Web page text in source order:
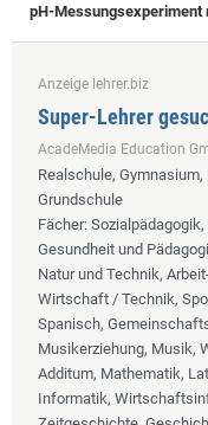
pH-Messungsexperiment
Anzeige lehrer.biz
Super-Lehrer
AcadeMedia Education
Realschule,
Grundschule
Fächer:
Gesundheit und
Natur und Technik,
Wirtschaft / Technik,
Spanisch,
Musikerziehung, Musik,
Additum, Mathematik,
Informatik,